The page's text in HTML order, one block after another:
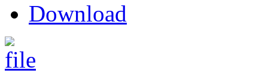
Download